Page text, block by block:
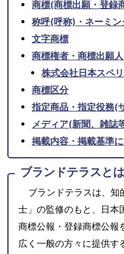
商標(商標出願・登録
称呼(呼称)・ネーミン
文字商標
商標権者・商標出願人
株式会社日本スペ
商標区分
指定商品・指定役務(
メディア(新聞、雑誌
掲載内容・掲載基準
ブランドテラスとは
ブランドテラスは、知
士」の監修のもと、日本
商標公報・登録商標公報
広く一般の方々に提供す